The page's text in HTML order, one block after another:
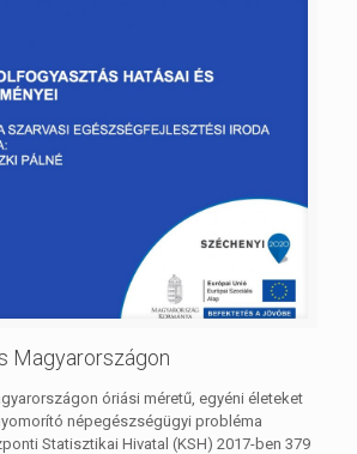
Magyarországon
óriási méretű, egyéni életeket
népegészségügyi probléma
Statisztikai Hivatal (KSH) 2017-ben 379